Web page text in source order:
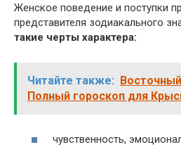
Женское поведение и поступки
представителя зодиакального
такие черты характера:
Читайте также:
Полный гороскоп для
чувственность,